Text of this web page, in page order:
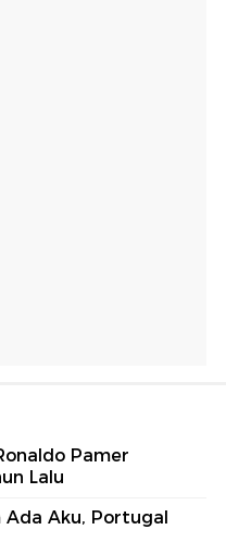
Pamer
Lalu
Aku, Portugal